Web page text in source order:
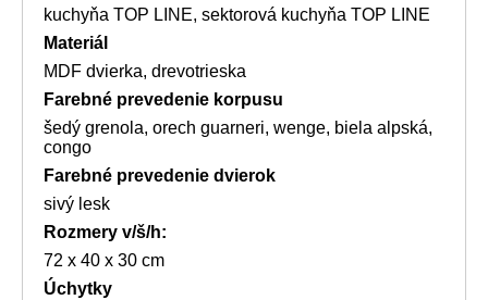
kuchyňa TOP LINE, sektorová kuchyňa TOP LINE
Materiál
MDF dvierka, drevotrieska
Farebné prevedenie korpusu
šedý grenola, orech guarneri, wenge, biela alpská,
congo
Farebné prevedenie dvierok
sivý lesk
Rozmery v/š/h:
72 x 40 x 30 cm
Úchytky